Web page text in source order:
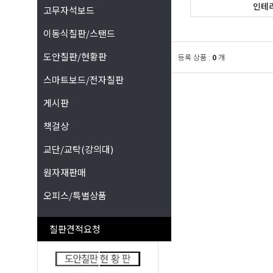
고무자석보드
이동식칠판/스탠드
도안칠판/현황판
스마트보드/전자칠판
게시판
책걸상
교단/교탁(강의대)
원자재판매
오피스/특별상품
칠판견적요청
인테
등록 상품 : 0 개